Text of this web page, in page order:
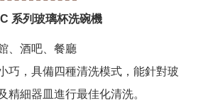
系列玻璃杯洗碗機
、酒吧、餐廳
巧，具備四種清洗模式，能針對玻
精細器皿進行最佳化清洗。